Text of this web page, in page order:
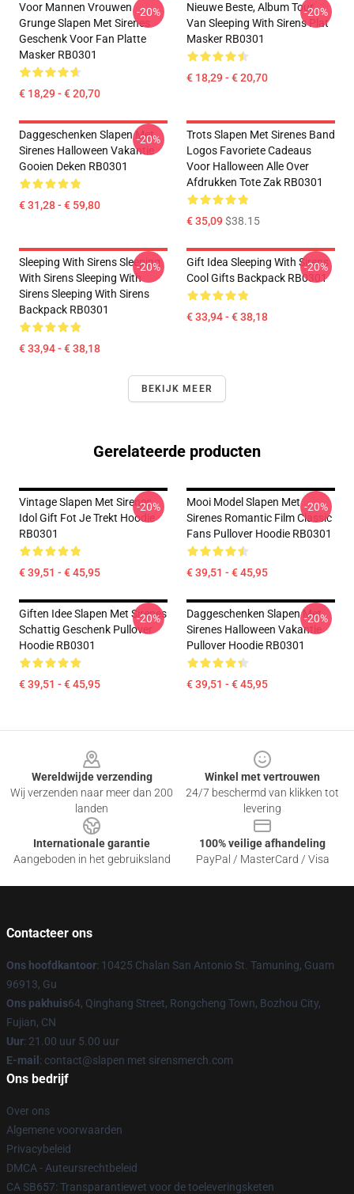
Voor Mannen Vrouwen
Grunge Slapen Met Sirenes
Geschenk Voor Fan Platte
Masker RB0301
€ 18,29 - € 20,70
-20%
Nieuwe Beste, Album Tour
Van Sleeping With Sirens Plat
Masker RB0301
€ 18,29 - € 20,70
-20%
Daggeschenken Slapen Met
Sirenes Halloween Vakantie
Gooien Deken RB0301
€ 31,28 - € 59,80
-20%
Trots Slapen Met Sirenes Band
Logos Favoriete Cadeaus
Voor Halloween Alle Over
Afdrukken Tote Zak RB0301
€ 35,09$38.15
Sleeping With Sirens Sleeping
With Sirens Sleeping With
Sirens Sleeping With Sirens
Backpack RB0301
€ 33,94 - € 38,18
-20%
Gift Idea Sleeping With Sirens
Cool Gifts Backpack RB0301
€ 33,94 - € 38,18
-20%
BEKIJK MEER
Gerelateerde producten
Vintage Slapen Met Sirenes
Idol Gift Fot Je Trekt Hoodie
RB0301
€ 39,51 - € 45,95
-20%
Mooi Model Slapen Met
Sirenes Romantic Film Classic
Fans Pullover Hoodie RB0301
€ 39,51 - € 45,95
-20%
Giften Idee Slapen Met Sirenes
Schattig Geschenk Pullover
Hoodie RB0301
€ 39,51 - € 45,95
-20%
Daggeschenken Slapen Met
Sirenes Halloween Vakantie
Pullover Hoodie RB0301
€ 39,51 - € 45,95
-20%
Wereldwijde verzending
Wij verzenden naar meer dan 200
landen
Winkel met vertrouwen
24/7 beschermd van klikken tot
levering
Internationale garantie
Aangeboden in het gebruiksland
100% veilige afhandeling
PayPal / MasterCard / Visa
Contacteer ons
Ons hoofdkantoor: 10425 Chalan San Antonio St. Tamuning, Guam
96913, Gu
Ons pakhuis64, Qinghang Street, Rongcheng Town, Bozhou City,
Fujian, CN
Uur: 21.00 uur 5.00 uur
E-mail : contact@slapen met sirensmerch.com
Ons bedrijf
Over ons
Algemene voorwaarden
Privacybeleid
DMCA - Auteursrechtbeleid
CA SB657: Transparantiewet voor de toeleveringsketen